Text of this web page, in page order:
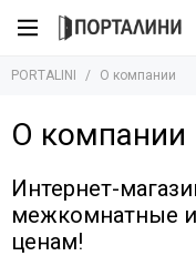
PORTALINI О компании
О компании
Интернет-
межкомнатные
ценам!